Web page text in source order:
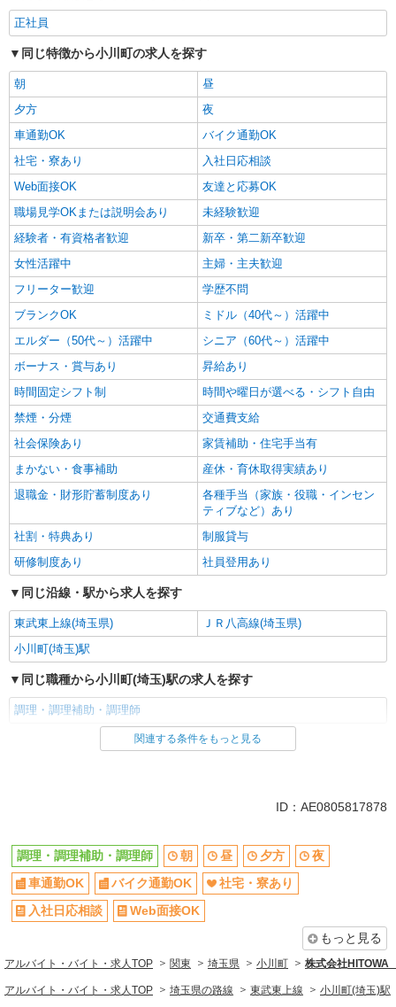
正社員
同じ特徴から小川町の求人を探す
朝
昼
夕方
夜
車通勤OK
バイク通勤OK
社宅・寮あり
入社日応相談
Web面接OK
友達と応募OK
職場見学OKまたは説明会あり
未経験歓迎
経験者・有資格者歓迎
新卒・第二新卒歓迎
女性活躍中
主婦・主夫歓迎
フリーター歓迎
学歴不問
ブランクOK
ミドル（40代～）活躍中
エルダー（50代～）活躍中
シニア（60代～）活躍中
ボーナス・賞与あり
昇給あり
時間固定シフト制
時間や曜日が選べる・シフト自由
禁煙・分煙
交通費支給
社会保険あり
家賃補助・住宅手当有
まかない・食事補助
産休・育休取得実績あり
退職金・財形貯蓄制度あり
各種手当（家族・役職・インセン
ティブなど）あり
社割・特典あり
制服貸与
研修制度あり
社員登用あり
同じ沿線・駅から求人を探す
東武東上線(埼玉県)
ＪＲ八高線(埼玉県)
小川町(埼玉)駅
同じ職種から小川町(埼玉)駅の求人を探す
調理・調理補助・調理師
同じ雇用形態から小川町(埼玉)駅の求人を探す
夕方
夜
車通勤OK
バイク通勤OK
社宅・寮あり
職場見学OKまたは説明会あり
未経験歓迎
経験者・有資格者歓迎
新卒・第二新卒歓迎
関連する条件をもっと見る
ID：AE0805817878
調理・調理補助・調理師 朝 昼 夕方
夜
車通勤OK
バイク通勤OK
社宅・寮あり
入社日応相談
Web面接OK
もっと見る
アルバイト・バイト・求人TOP 関東 埼玉県 小川町 株式会社HITOWA
アルバイト・バイト・求人TOP 埼玉県の路線 東武東上線 小川町(埼玉)駅